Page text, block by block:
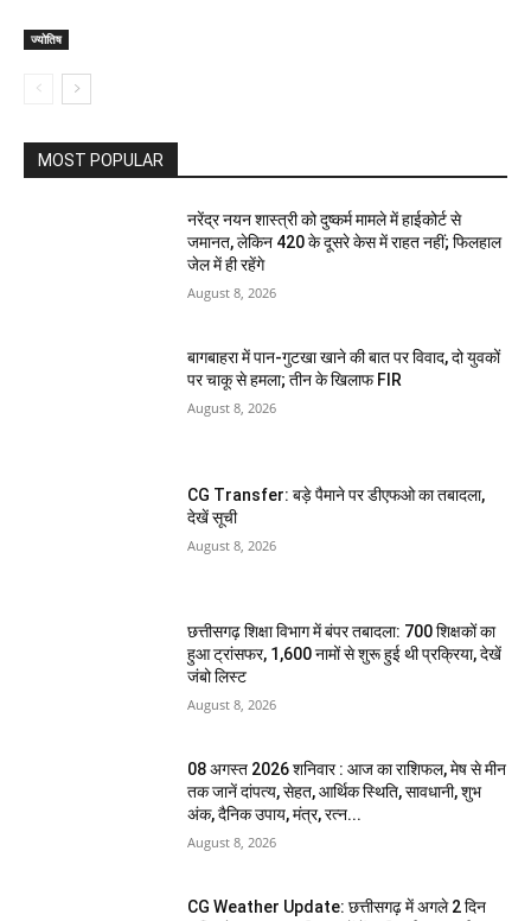
ज्योतिष
MOST POPULAR
नरेंद्र नयन शास्त्री को दुष्कर्म मामले में हाईकोर्ट से
जमानत, लेकिन 420 के दूसरे केस में राहत नहीं; फिलहाल
जेल में ही रहेंगे
August 8, 2026
बागबाहरा में पान-गुटखा खाने की बात पर विवाद, दो युवकों
पर चाकू से हमला; तीन के खिलाफ FIR
August 8, 2026
CG Transfer: बड़े पैमाने पर डीएफओ का तबादला,
देखें सूची
August 8, 2026
छत्तीसगढ़ शिक्षा विभाग में बंपर तबादला: 700 शिक्षकों का
हुआ ट्रांसफर, 1,600 नामों से शुरू हुई थी प्रक्रिया, देखें
जंबो लिस्ट
August 8, 2026
08 अगस्त 2026 शनिवार : आज का राशिफल, मेष से मीन
तक जानें दांपत्य, सेहत, आर्थिक स्थिति, सावधानी, शुभ
अंक, दैनिक उपाय, मंत्र, रत्न...
August 8, 2026
CG Weather Update: छत्तीसगढ़ में अगले 2 दिन